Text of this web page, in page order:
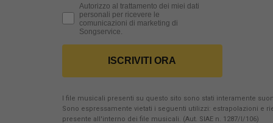
Consenso Marketing
Autorizzo al trattamento dei miei dati
personali per ricevere le
comunicazioni di marketing di
Songservice.
ISCRIVITI ORA
I file musicali presenti su questo sito sono stati interamente
Sono espressamente vietati i seguenti utilizzi: estrapolazioni e
presente all'interno dei file musicali. (Aut. SIAE n. 1287/I/106)